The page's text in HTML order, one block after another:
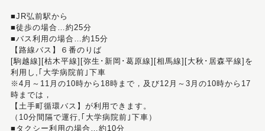
■JR弘前駅から
■徒歩の場合…約25分
■バス利用の場合…約15分
【路線バス】６番のりば
[駒越線][枯木平線][弥生･新岡･葛原線][相馬線][大秋･居森平線]を
利用し,｢大学病院前｣下車
※4月～11月の10時から18時まで，及び12月～3月の10時から17
時までは，
【土手町循環バス】が利用できます。
（10分間隔で運行,｢大学病院前｣下車）
■タクシー利用の場合…約10分